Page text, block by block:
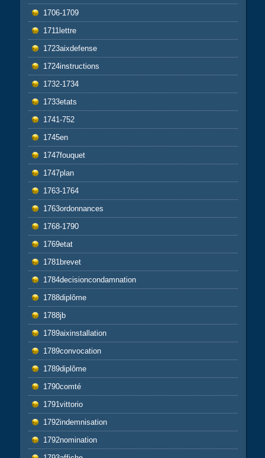
1706-1709
1711lettre
1723aixdefense
1724instructions
1732-1734
1733etats
1741-752
1745en
1747fouquet
1747plan
1763-1764
1763ordonnances
1768-1790
1769etat
1781brevet
1784decisioncondamnation
1788diplôme
1788jb
1789aixinstallation
1789convocation
1789diplôme
1790comté
1791vittorio
1792indemnisation
1792nomination